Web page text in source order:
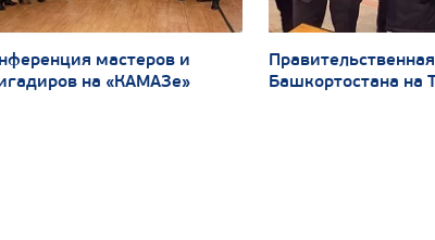
мастеров и
на «КАМАЗе»
Башкортостана на